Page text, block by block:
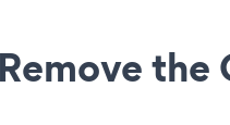
Remove the